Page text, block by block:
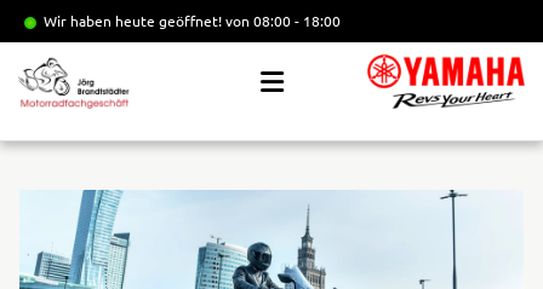
Wir haben heute geöffnet!von 08:00 - 18:00